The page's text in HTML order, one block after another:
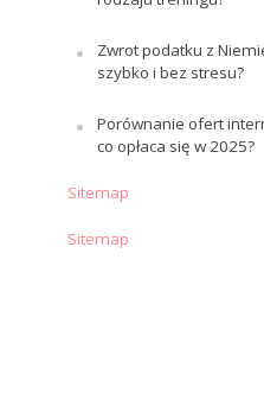
Zwrot podatku z
szybko i bez stresu?
Porównanie ofert
co opłaca się w 2025?
Sitemap
Sitemap